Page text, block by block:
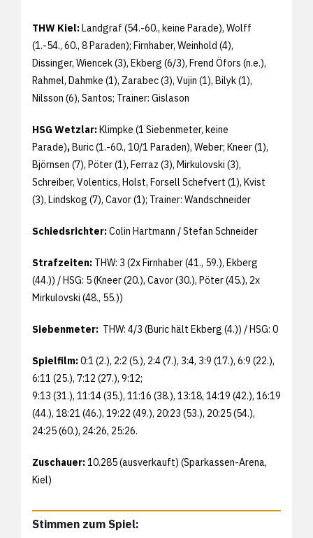
THW Kiel:Landgraf (54.-60., keine Parade), Wolff
(1.-54., 60., 8 Paraden); Firnhaber, Weinhold (4),
Dissinger, Wiencek (3), Ekberg (6/3), Frend Öfors (n.e.),
Rahmel, Dahmke (1), Zarabec (3), Vujin (1), Bilyk (1),
Nilsson (6), Santos; Trainer: Gislason
HSG Wetzlar:Klimpke (1 Siebenmeter, keine
Parade),Buric (1.-60., 10/1 Paraden), Weber; Kneer (1),
Björnsen (7), Pöter (1), Ferraz (3), Mirkulovski (3),
Schreiber, Volentics, Holst, Forsell Schefvert (1), Kvist
(3), Lindskog (7), Cavor (1); Trainer: Wandschneider
Schiedsrichter:Colin Hartmann / Stefan Schneider
Strafzeiten: THW: 3 (2x Firnhaber (41., 59.), Ekberg
(44.)) / HSG: 5 (Kneer (20.), Cavor (30.), Pöter (45.), 2x
Mirkulovski (48., 55.))
Siebenmeter: THW: 4/3 (Buric hält Ekberg (4.)) / HSG: 0
Spielfilm:0:1 (2.), 2:2 (5.), 2:4 (7.), 3:4, 3:9 (17.), 6:9 (22.),
6:11 (25.), 7:12 (27.), 9:12;
9:13 (31.), 11:14 (35.), 11:16 (38.), 13:18, 14:19 (42.), 16:19
(44.), 18:21 (46.), 19:22 (49.), 20:23 (53.), 20:25 (54.),
24:25 (60.), 24:26, 25:26.
Zuschauer:10.285 (ausverkauft) (Sparkassen-Arena,
Kiel)
Stimmen zum Spiel: